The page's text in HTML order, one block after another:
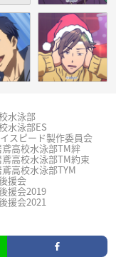
水泳部
水泳部ES
スピード製作委員会
高校水泳部TM絆
高校水泳部TM約束
高校水泳部TYM
援会
援会2019
援会2021